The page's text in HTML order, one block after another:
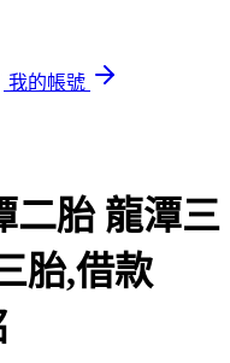
我的帳號
二胎 龍潭三
胎,借款